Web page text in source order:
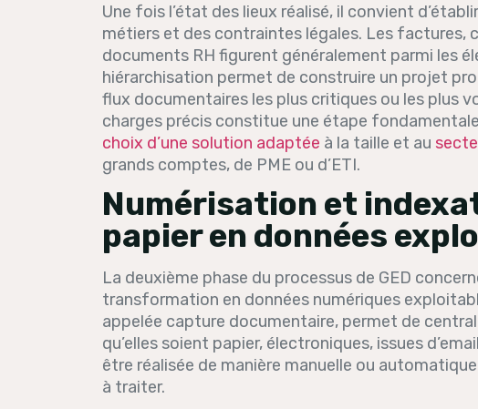
Une fois l’état des lieux réalisé, il convient
métiers et des contraintes légales. Les factures,
documents RH figurent généralement parmi les
hiérarchisation permet de construire un projet
flux documentaires les plus critiques ou les plus
charges précis constitue une étape
choix d’une solution adaptée à la taille et au
grands comptes, de PME ou d’ETI.
Numérisation et
papier en données
La deuxième phase du processus de GED
transformation en données numériques
appelée capture documentaire, permet de
qu’elles soient papier, électroniques, issues
être réalisée de manière manuelle ou
à traiter.